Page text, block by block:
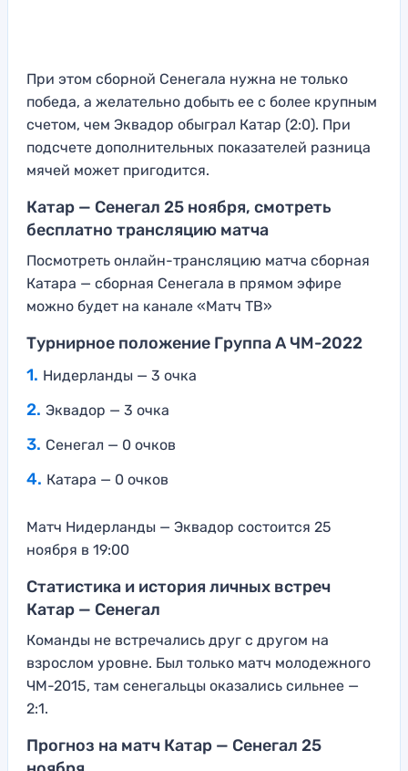
При этом сборной Сенегала нужна не только
победа, а желательно добыть ее с более крупным
счетом, чем Эквадор обыграл Катар (2:0). При
подсчете дополнительных показателей разница
мячей может пригодится.
Катар — Сенегал 25 ноября, смотреть
бесплатно трансляцию матча
Посмотреть онлайн-трансляцию матча сборная
Катара — сборная Сенегала в прямом эфире
можно будет на канале «Матч ТВ»
Турнирное положение Группа А ЧМ-2022
Нидерланды — 3 очка
Эквадор — 3 очка
Сенегал — 0 очков
Катара — 0 очков
Матч Нидерланды — Эквадор состоится 25
ноября в 19:00
Статистика и история личных встреч
Катар — Сенегал
Команды не встречались друг с другом на
взрослом уровне. Был только матч молодежного
ЧМ-2015, там сенегальцы оказались сильнее —
2:1.
Прогноз на матч Катар — Сенегал 25